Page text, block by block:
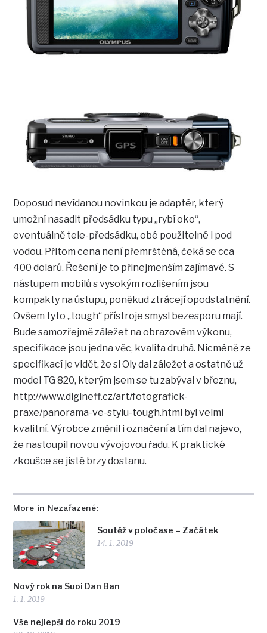
More in Nezařazené:
Soutěž v poločase – Začátek
14. 1. 2019
Nový rok na Suoi Dan Ban
1. 1. 2019
Vše nejlepší do roku 2019
Doposud nevídanou novinkou je adaptér, který
umožní nasadit předsádku typu „rybí oko“,
eventuálně tele-předsádku, obé použitelné i pod
vodou. Přitom cena není přemrštěná, čeká se cca
400 dolarů. Řešení je to přinejmenším zajímavé. S
nástupem mobilů s vysokým rozlišením jsou
kompakty na ústupu, poněkud ztrácejí opodstatnění.
Ovšem tyto „tough“ přístroje smysl bezesporu mají.
Bude samozřejmě záležet na obrazovém výkonu,
specifikace jsou jedna věc, kvalita druhá. Nicméně ze
specifikací je vidět, že si Oly dal záležet a ostatně už
model TG 820, kterým jsem se tu zabýval v březnu,
http://www.digineff.cz/art/fotografick-
praxe/panorama-ve-stylu-tough.html byl velmi
kvalitní. Výrobce změnil i označení a tím dal najevo,
že nastoupil novou vývojovou řadu. K praktické
zkoušce se jistě brzy dostanu.